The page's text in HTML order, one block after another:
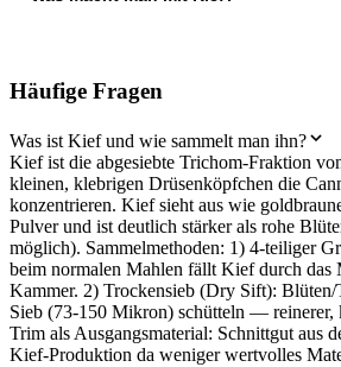
Häufige Fragen
Was ist Kief und wie sammelt man ihn?
Kief ist die abgesiebte Trichom-Fraktion
kleinen, klebrigen Drüsenköpfchen die
konzentrieren. Kief sieht aus wie
Pulver und ist deutlich stärker als rohe
möglich). Sammelmethoden: 1) 4-teiliger
beim normalen Mahlen fällt Kief durch das
Kammer. 2) Trockensieb (Dry Sift): Blüten/
Sieb (73-150 Mikron) schütteln — reinerer,
Trim als Ausgangsmaterial: Schnittgut aus
Kief-Produktion da weniger wertvolles